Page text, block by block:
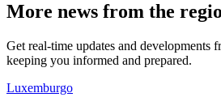
More news from the
Get real-time updates and developments
keeping you informed and prepared.
Luxemburgo